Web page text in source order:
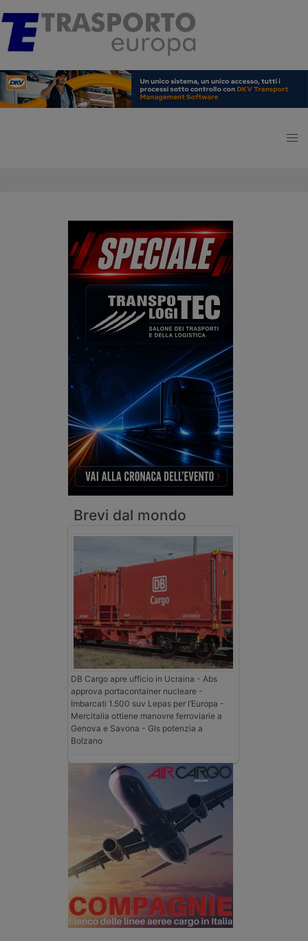
Brevi dal mondo
DB Cargo apre ufficio in Ucraina - Abs
approva portacontainer nucleare -
Imbarcati 1.500 suv Lepas per l’Europa -
Mercitalia ottiene manovre ferroviarie a
Genova e Savona - Gls potenzia a
Bolzano